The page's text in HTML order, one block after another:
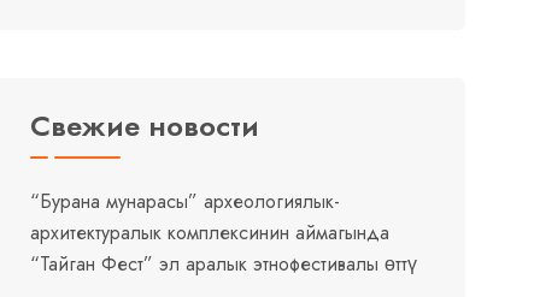
Свежие новости
“Бурана мунарасы” археологиялык-
архитектуралык комплексинин аймагында
“Тайган Фест” эл аралык этнофестивалы өттү